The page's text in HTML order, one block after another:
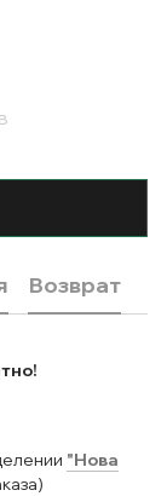
Возврат
"Нова